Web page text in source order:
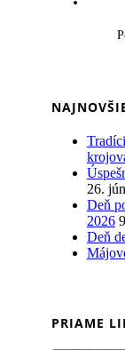
26.
Deň
2026
Deň
PRIAME